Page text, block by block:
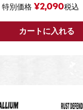
特別価格 ¥2,090税込
カートに入れる